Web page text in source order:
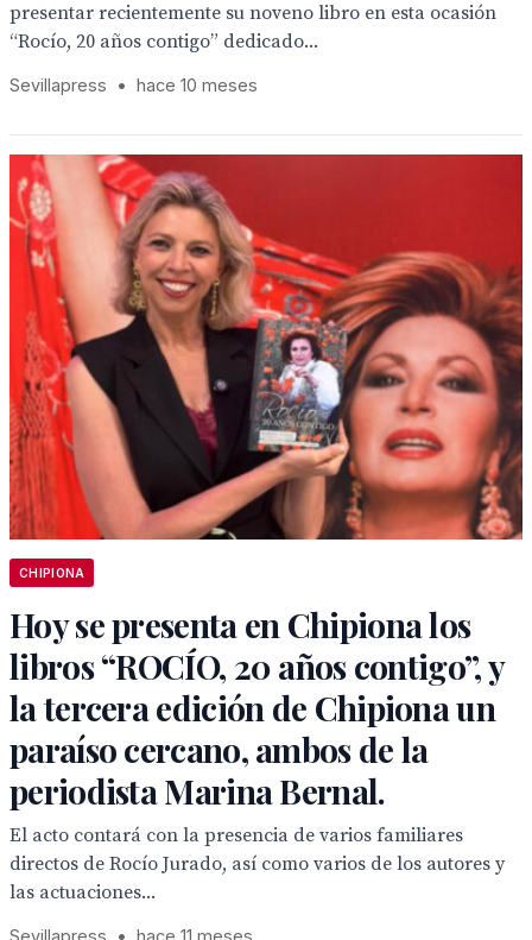
presentar recientemente su noveno libro en esta ocasión
“Rocío, 20 años contigo” dedicado...
Sevillapress • hace 10 meses
CHIPIONA
Hoy se presenta en Chipiona los
libros “ROCÍO, 20 años contigo”, y
la tercera edición de Chipiona un
paraíso cercano, ambos de la
periodista Marina Bernal.
El acto contará con la presencia de varios familiares
directos de Rocío Jurado, así como varios de los autores y
las actuaciones...
Sevillapress • hace 11 meses